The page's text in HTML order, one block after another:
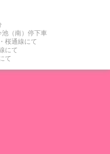
（南）停下車
通線にて
にて
て